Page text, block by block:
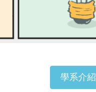
學系介紹